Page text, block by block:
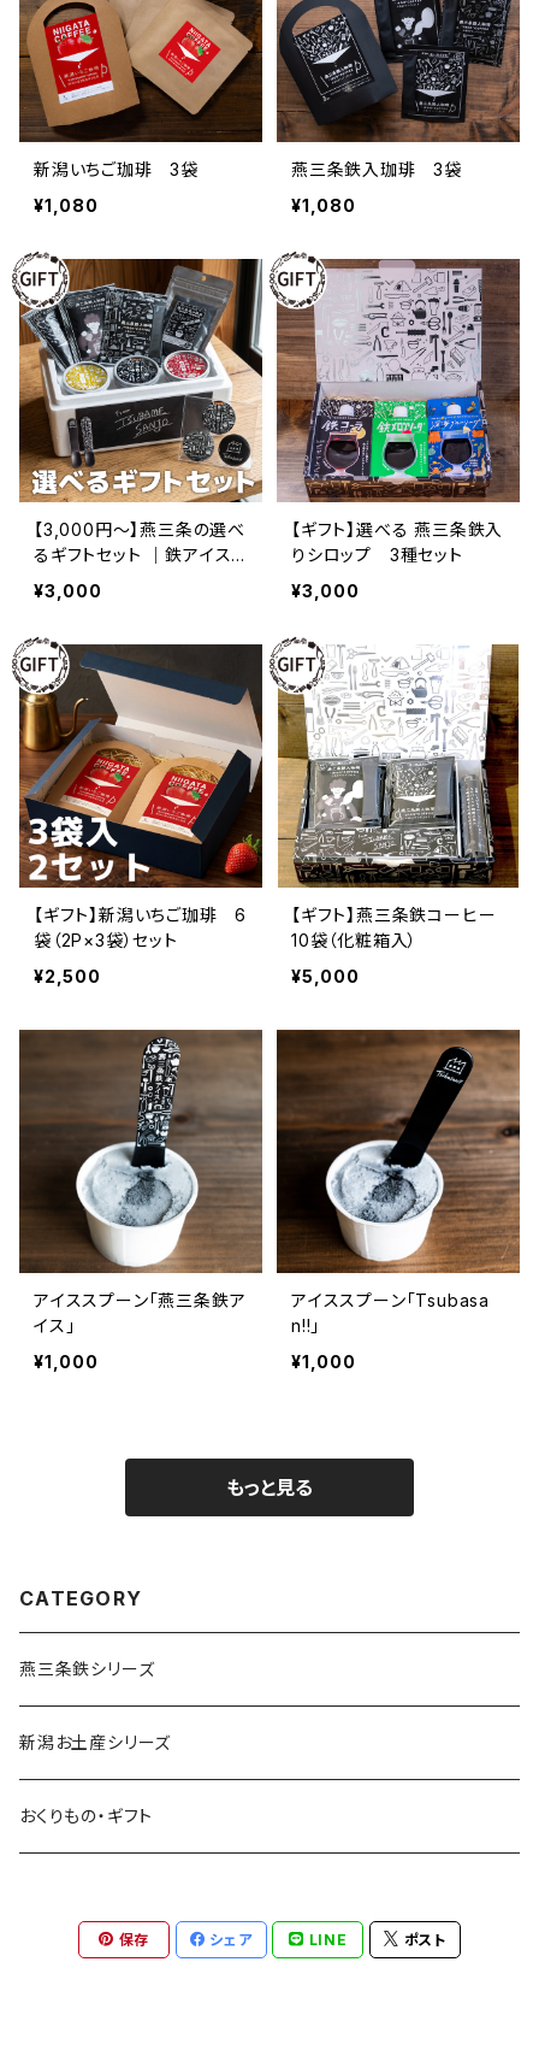
新潟いちご珈琲 3袋
¥1,080
燕三条鉄入珈琲 3袋
¥1,080
【3,000円〜】燕三条の選べ
るギフトセット ｜鉄アイス・
ジェラート・職人スプーン
内祝い お中元 お歳暮
¥3,000
【ギフト】選べる 燕三条鉄入
りシロップ 3種セット
¥3,000
【ギフト】新潟いちご珈琲 6
袋（2P×3袋）セット
¥2,500
【ギフト】燕三条鉄コーヒー
10袋（化粧箱入）
¥5,000
アイススプーン「燕三条鉄ア
イス」
¥1,000
アイススプーン「Tsubasa
n!!」
¥1,000
もっと見る
CATEGORY
燕三条鉄シリーズ
新潟お土産シリーズ
おくりもの・ギフト
保存 シェア LINE ポスト